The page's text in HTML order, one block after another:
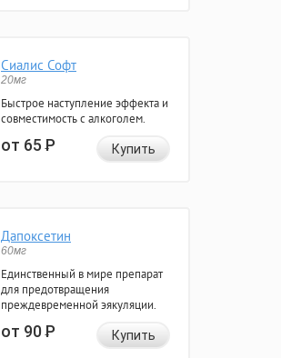
Сиалис Софт
20мг
Быстрое наступление эффекта и
совместимость с алкоголем.
от 65Р Купить
Дапоксетин
60мг
Единственный в мире препарат
для предотвращения
преждевременной эякуляции.
от 90Р Купить